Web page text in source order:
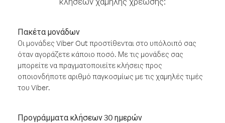
Πακέτα μονάδων
Οι μονάδες Viber Out προστίθενται στο υπόλοιπό σας
όταν αγοράζετε κάποιο ποσό. Με τις μονάδες σας
μπορείτε να πραγματοποιείτε κλήσεις προς
οποιονδήποτε αριθμό παγκοσμίως με τις χαμηλές τιμές
του Viber.
Προγράμματα κλήσεων 30 ημερών